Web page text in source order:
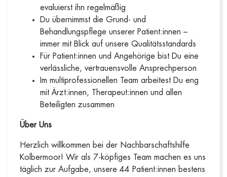
evaluierst ihn regelmäßig
Du übernimmst die Grund- und
Behandlungspflege unserer Patient:innen –
immer mit Blick auf unsere Qualitätsstandards
Für Patient:innen und Angehörige bist Du eine
verlässliche, vertrauensvolle Ansprechperson
Im multiprofessionellen Team arbeitest Du eng
mit Ärzt:innen, Therapeut:innen und allen
Beteiligten zusammen
Über Uns
Herzlich willkommen bei der Nachbarschaftshilfe
Kolbermoor! Wir als 7-köpfiges Team machen es uns
täglich zur Aufgabe, unsere 44 Patient:innen bestens